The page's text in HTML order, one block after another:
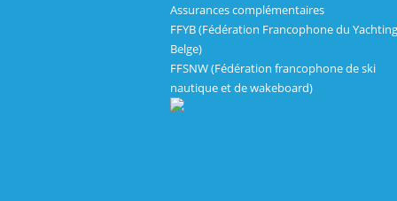
Assurances complémentaires
FFYB (Fédération Francophone du Yachting
Belge)
FFSNW (Fédération francophone de ski
nautique et de wakeboard)